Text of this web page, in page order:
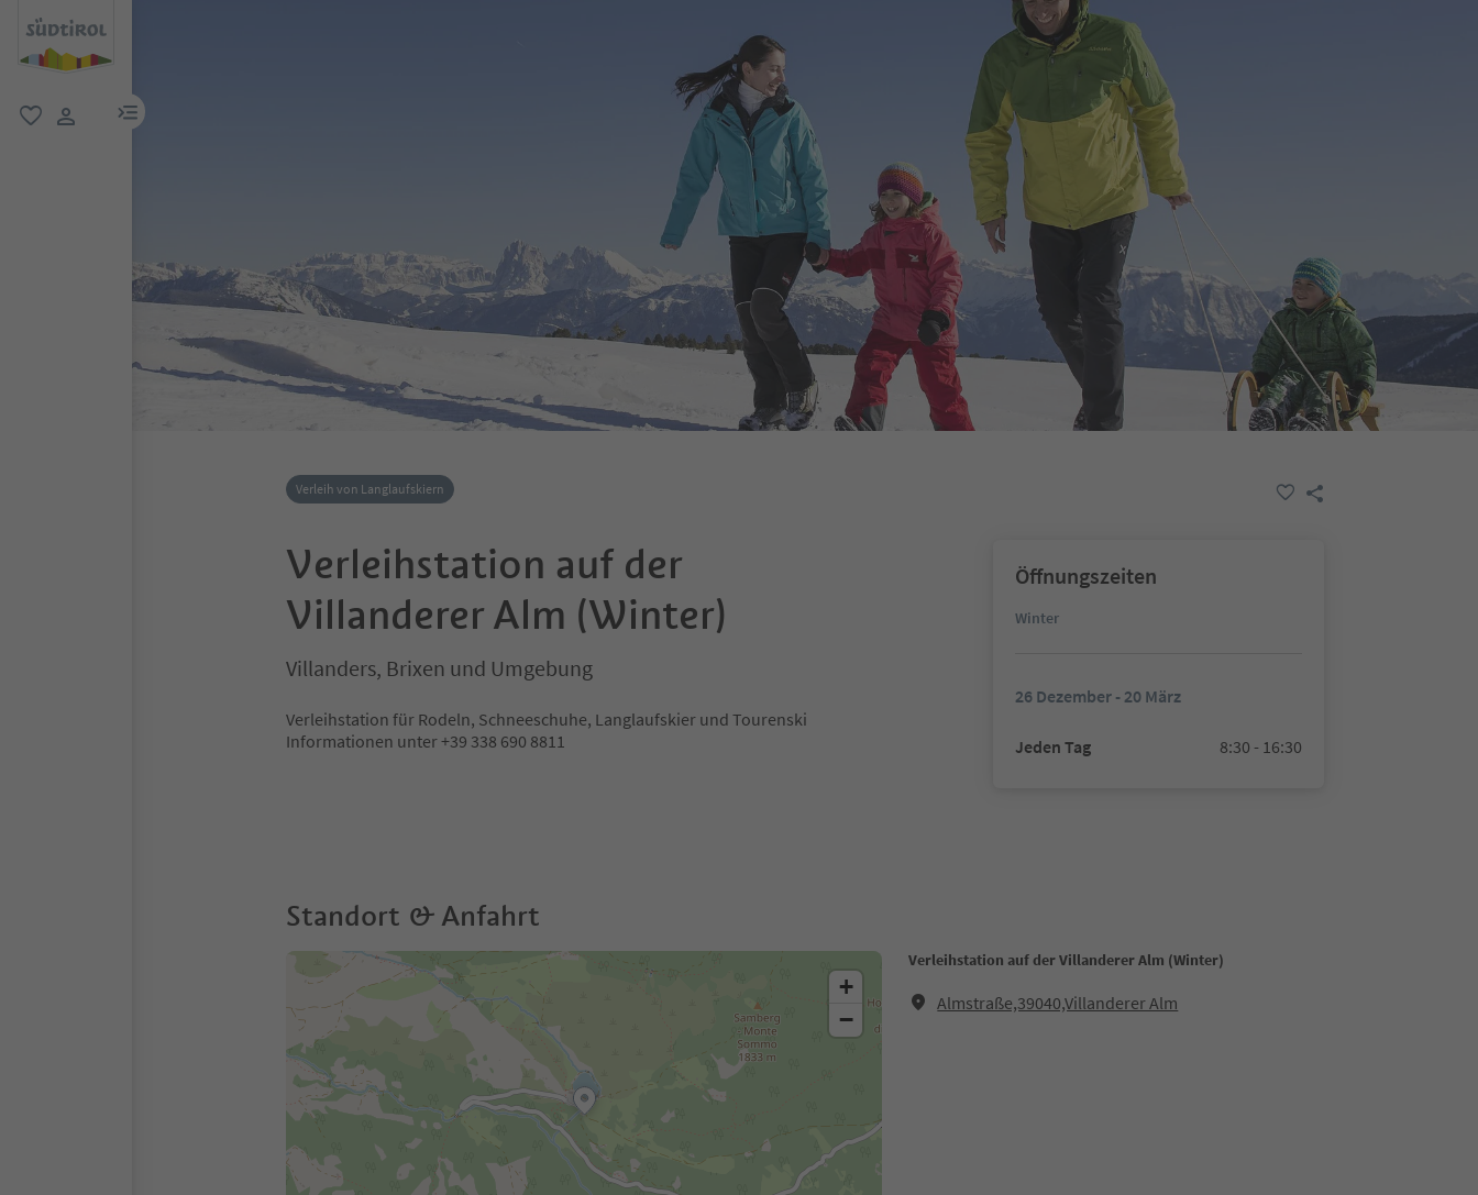
menu link
Verleih von Langlaufskiern
Verleihstation auf der
Villanderer Alm (Winter)
Villanders, Brixen und Umgebung
Verleihstation für Rodeln, Schneeschuhe, Langlaufskier und Tourenski
Informationen unter +39 338 690 8811
Öffnungszeiten
Winter
26 Dezember - 20 März
Jeden Tag 8:30 - 16:30
Standort & Anfahrt
Verleihstation auf der Villanderer Alm (Winter)
Almstraße,39040,Villanderer Alm
+
−